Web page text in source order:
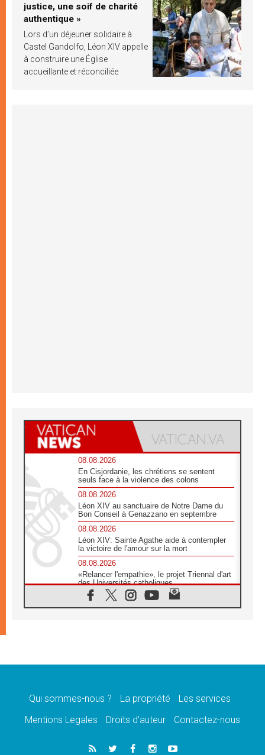
justice, une soif de charité
authentique »
Lors d’un déjeuner solidaire à
Castel Gandolfo, Léon XIV appelle
à construire une Église
accueillante et réconciliée
08.08.2026
En Cisjordanie, les chrétiens se sentent
seuls face à la violence des colons
08.08.2026
Léon XIV au sanctuaire de Notre Dame du
Bon Conseil à Genazzano en septembre
08.08.2026
Léon XIV: Sainte Agathe aide à contempler
la victoire de l'amour sur la mort
08.08.2026
«Relancer l'empathie», le projet Triennal d'art
des Universités catholiques
08.08.2026
Signis 2026, donner la parole aux religieuses
07.08.2026
07.08.2026
de l'Assomption et mémoire nationale
«La paix commence par l'empathie» estime
Qui sommes-nous ? La propriété
Les services
Mentions Legales
Droits d’auteur Contactez-nous